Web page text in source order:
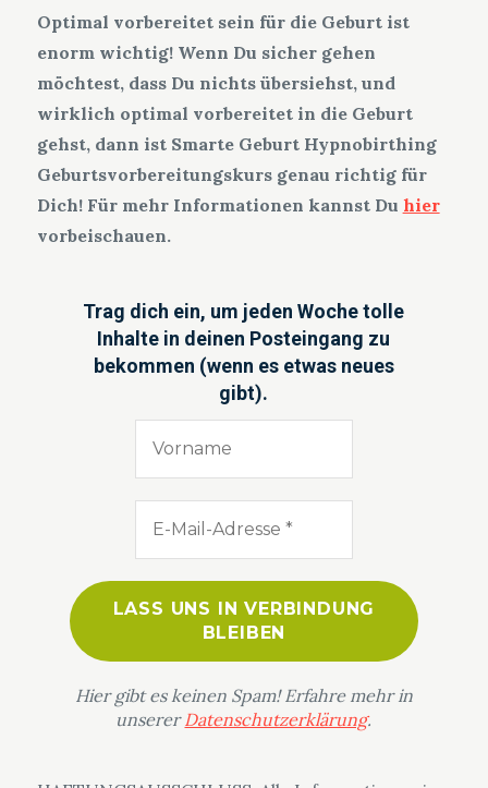
Optimal vorbereitet sein für die Geburt ist
enorm wichtig! Wenn Du sicher gehen
möchtest, dass Du nichts übersiehst, und
wirklich optimal vorbereitet in die Geburt
gehst, dann ist Smarte Geburt Hypnobirthing
Geburtsvorbereitungskurs genau richtig für
Dich! Für mehr Informationen kannst Du hier
vorbeischauen.
Trag dich ein, um jeden Woche tolle
Inhalte in deinen Posteingang zu
bekommen (wenn es etwas neues
gibt).
Hier gibt es keinen Spam! Erfahre mehr in
unsererDatenschutzerklärung.